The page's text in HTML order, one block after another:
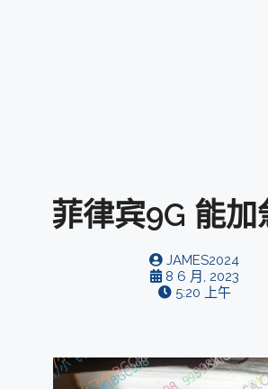
菲律宾9G 能加
JAMES2024
8 6 月, 2023
5:20 上午